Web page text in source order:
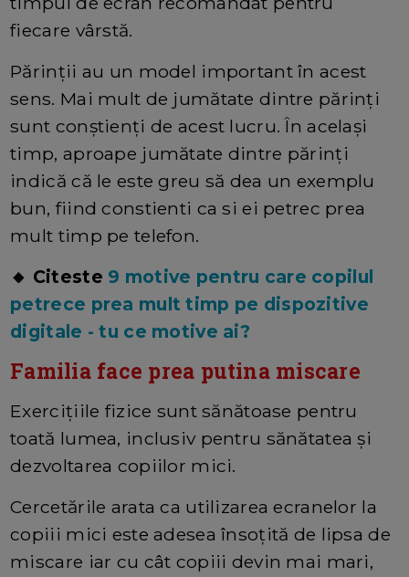
fiecare vârstă.
Părinții au un model important în acest
sens. Mai mult de jumătate dintre părinți
sunt conștienți de acest lucru. În același
timp, aproape jumătate dintre părinți
indică că le este greu să dea un exemplu
bun, fiind constienti ca si ei petrec prea
mult timp pe telefon.
🔸 Citeste 9 motive pentru care copilul
petrece prea mult timp pe dispozitive
digitale - tu ce motive ai?
Familia face prea putina miscare
Exercițiile fizice sunt sănătoase pentru
toată lumea, inclusiv pentru sănătatea și
dezvoltarea copiilor mici.
Cercetările arata ca utilizarea ecranelor la
copiii mici este adesea însoțită de lipsa de
miscare iar cu cât copiii devin mai mari,